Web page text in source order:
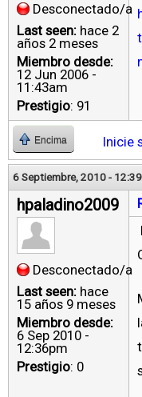
Desconectado/a
Last seen: hace 2
años 2 meses
Miembro desde:
12 Jun 2006 -
11:43am
Prestigio: 91
Encima Inicie
6 Septiembre, 2010 - 12:39
hpaladino2009
Desconectado/a
Last seen: hace
15 años 9 meses
Miembro desde:
6 Sep 2010 -
12:36pm
Prestigio: 0